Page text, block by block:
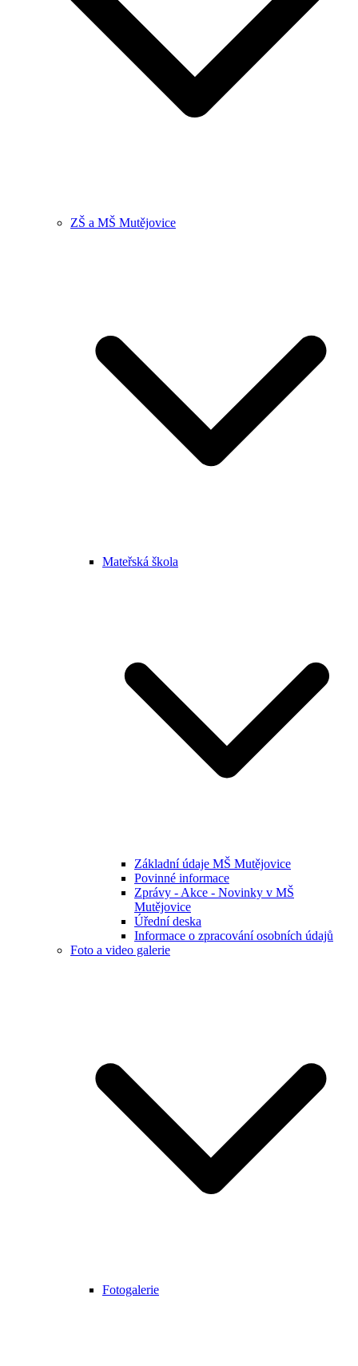
ZŠ a MŠ Mutějovice
Mateřská škola
Základní údaje MŠ Mutějovice
Povinné informace
Zprávy - Akce - Novinky v MŠ
Mutějovice
Úřední deska
Informace o zpracování osobních údajů
Foto a video galerie
Fotogalerie